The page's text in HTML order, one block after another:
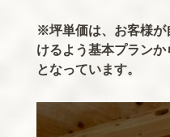
※坪単価は、お客様が
けるよう基本プラン
となっています。